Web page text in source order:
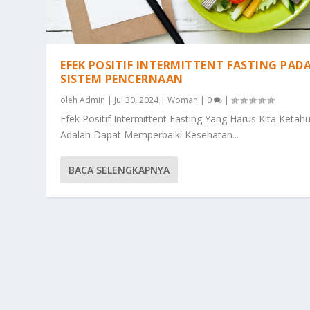
EFEK POSITIF INTERMITTENT FASTING
SISTEM PENCERNAAN
olehAdmin | Jul 30, 2024|Woman | 0 |
Efek Positif Intermittent Fasting Yang Harus Kita
Adalah Dapat Memperbaiki Kesehatan...
BACA SELENGKAPNYA